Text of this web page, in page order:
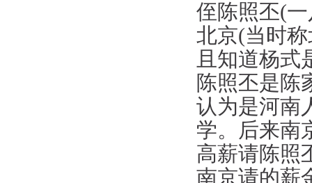
侄陈照丕(
北京(当时
且知道杨式
陈照丕是陈
认为是河南
学。后来南
高薪请陈照
南京请的薪